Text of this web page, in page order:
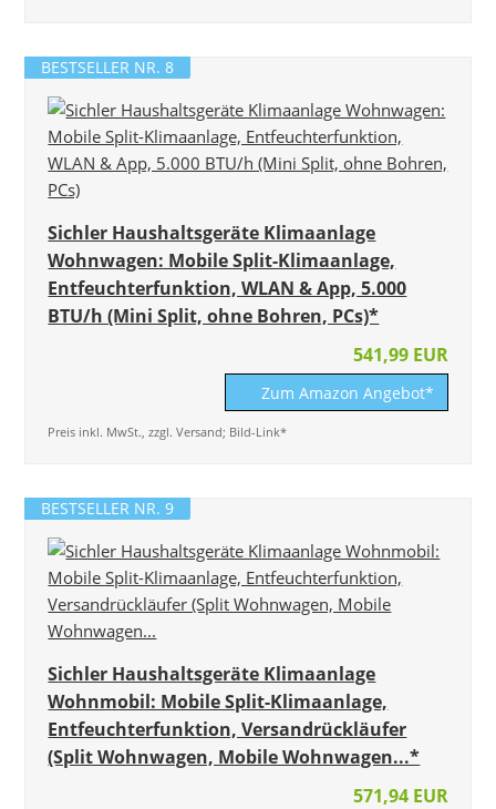
BESTSELLER NR. 8
Sichler Haushaltsgeräte Klimaanlage
Wohnwagen: Mobile Split-Klimaanlage,
Entfeuchterfunktion, WLAN & App, 5.000
BTU/h (Mini Split, ohne Bohren, PCs)*
541,99 EUR
Zum Amazon Angebot*
Preis inkl. MwSt., zzgl. Versand; Bild-Link*
BESTSELLER NR. 9
Sichler Haushaltsgeräte Klimaanlage
Wohnmobil: Mobile Split-Klimaanlage,
Entfeuchterfunktion, Versandrückläufer
(Split Wohnwagen, Mobile Wohnwagen...*
571,94 EUR